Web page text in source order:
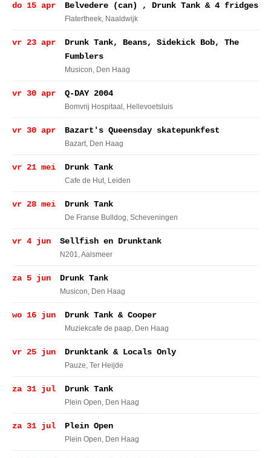
do 15 apr Belvedere (can) , Drunk Tank & 4 fridges
Flatertheek, Naaldwijk
vr 23 apr
Drunk Tank, Beans, Sidekick Bob, The
Fumblers
Musicon, Den Haag
vr 30 apr Q-DAY 2004
Bomvrij Hospitaal , Hellevoetsluis
vr 30 apr Bazart's Queensday skatepunkfest
Bazart, Den Haag
vr 21 mei Drunk Tank
Cafe de Hut, Leiden
vr 28 mei Drunk Tank
De Franse Bulldog, Scheveningen
vr 4 jun Sellfish en Drunktank
N201, Aalsmeer
za 5 jun Drunk Tank
Musicon, Den Haag
wo 16 jun Drunk Tank & Cooper
Muziekcafe de paap, Den Haag
vr 25 jun Drunktank & Locals Only
Pauze, Ter Heijde
za 31 jul Drunk Tank
Plein Open, Den Haag
za 31 jul Plein Open
Plein Open, Den Haag